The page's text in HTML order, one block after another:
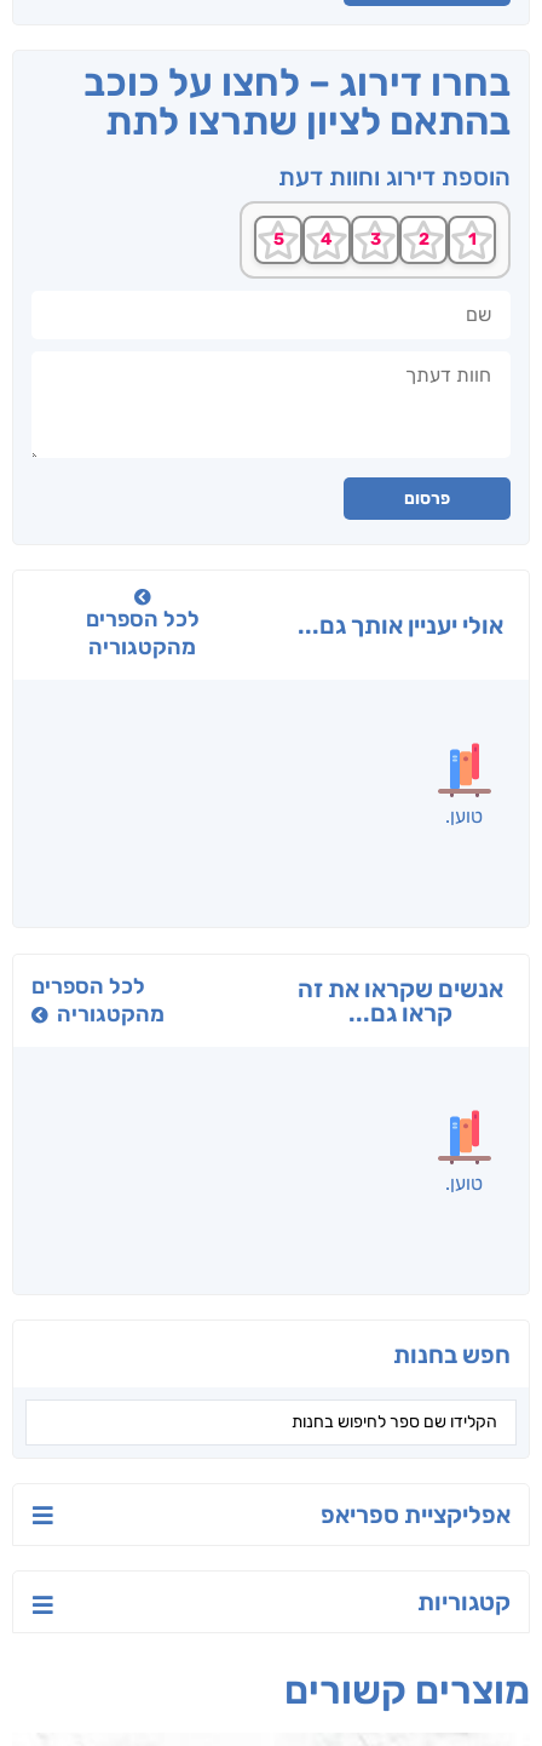
בחרו דירוג – לחצו על כוכב
בהתאם לציון שתרצו לתת
הוספת דירוג וחוות דעת
פרסום
אולי יעניין אותך גם...
לכל הספרים
מהקטגוריה
בפנוכו
חני שאטן
תרדמת
א. פ.
אנשים שקראו את זה
יאיר פומרנץ עו"ד מאלק חיר